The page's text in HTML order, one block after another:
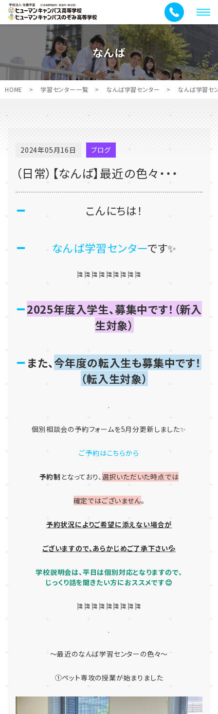
メ
ニ
ュ
ー
なんば
HOME > 学習センター一覧 > なんば学習センター > なんば学習セ
2024年05月16日 ブログ
（日常）【なんば】最近の色々・・・
こんにちは！
なんば学習センターです✨
🎏🎏🎏🎏🎏🎏🎏🎏🎏
2025年度入学生、募集中です！（新入
生対象）
また、今年度の転入生も募集中です！
（転入生対象）
.
個別相談会の予約フォームを5月分更新しました✨
ご予約はこちらから
予約制となっており、選択いただいた時点では
確定ではございません。
予約状況によりご希望に添えない場合が
ございますので、あらかじめご了承下さい💦
学校説明会は、平日は個別対応となりますので、
じっくり話を聞きたい方におススメです😊
🎏🎏🎏🎏🎏🎏🎏🎏🎏
.
～最近のなんば学習センターの色々～
①ペット専攻の授業が始まりました